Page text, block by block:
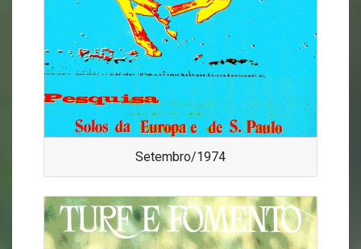
Setembro/1974